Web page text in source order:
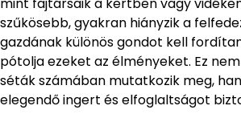
mint fajtársaik a kertben vagy
szűkösebb, gyakran hiányzik a
gazdának különös gondot kell
pótolja ezeket az élményeket. Ez
séták számában mutatkozik meg,
elegendő ingert és elfoglaltságot